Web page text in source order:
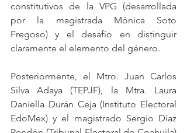
constitutivos de la VPG (desarrollada
por la magistrada Mónica Soto
Fregoso) y el desafío en distinguir
claramente el elemento del género.
Posteriormente, el Mtro. Juan Carlos
Silva Adaya (TEPJF), la Mtra. Laura
Daniella Durán Ceja (Instituto Electoral
EdoMex) y el magistrado Sergio Díaz